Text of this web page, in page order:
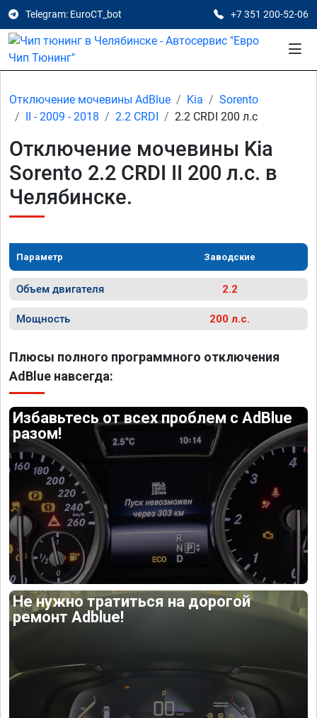
Telegram: EuroCT_bot +7 351 200-52-06
Отключение мочевины AdBlue Kia
Sorento
II - 2009 - 2018
2.2 CRDI 2.2 CRDI 200 л.с
Отключение мочевины Kia
Sorento 2.2 CRDI II 200 л.с. в
Челябинске.
Параметр Заводские
Объем двигателя 2.2
Мощность 200 л.с.
Плюсы полного программного отключения
AdBlue навсегда:
Избавьтесь от всех проблем с AdBlue
разом!
Не нужно тратиться на дорогой
ремонт Adblue!